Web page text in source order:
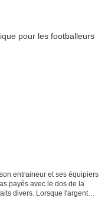
entraineur et ses équipiers
payés avec le dos de la
divers. Lorsque l'argent